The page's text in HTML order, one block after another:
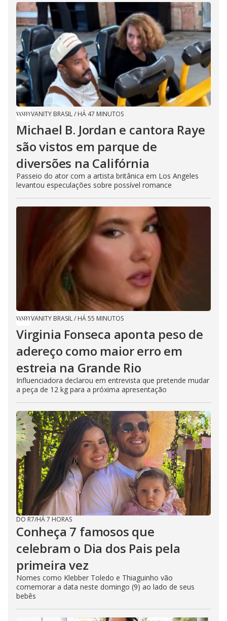
VANITY BRASIL/ HÁ 47 MINUTOS
Michael B. Jordan e cantora Raye
são vistos em parque de
diversões na Califórnia
Passeio do ator com a artista britânica em Los Angeles
levantou especulações sobre possível romance
VANITY BRASIL/ HÁ 55 MINUTOS
Virginia Fonseca aponta peso de
adereço como maior erro em
estreia na Grande Rio
Influenciadora declarou em entrevista que pretende mudar
a peça de 12 kg para a próxima apresentação
DO R7/HÁ 7 HORAS
Conheça 7 famosos que
celebram o Dia dos Pais pela
primeira vez
Nomes como Klebber Toledo e Thiaguinho vão
comemorar a data neste domingo (9) ao lado de seus
bebês